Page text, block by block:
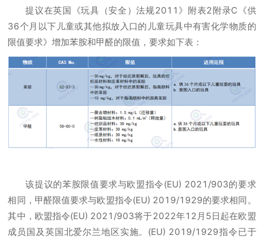
提议在英国《玩具（安全）法规2011》附表2附录C《供
36个月以下儿童或其他拟放入口的儿童玩具中有害化学物质的
限值要求》增加苯胺和甲醛的限值，要求如下表：
该提议的苯胺限值要求与欧盟指令(EU) 2021/903的要求
相同，甲醛限值要求与欧盟指令(EU) 2019/1929的要求相同。
其中，欧盟指令(EU) 2021/903将于2022年12月5日起在欧盟
成员国及英国北爱尔兰地区实施。(EU) 2019/1929指令已于